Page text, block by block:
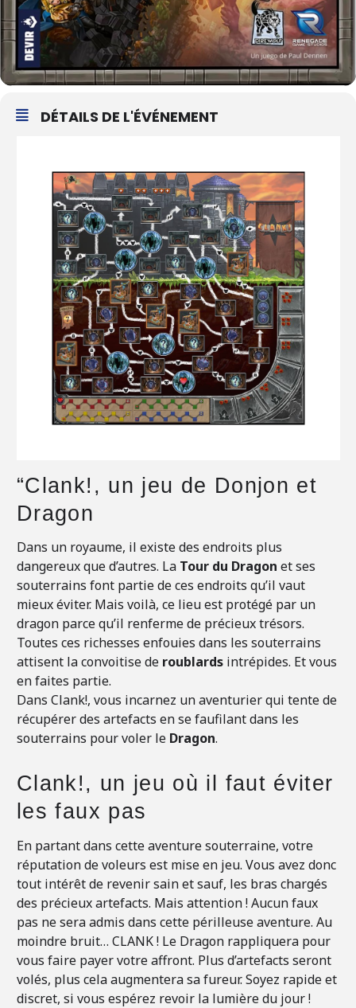
DÉTAILS DE L'ÉVÉNEMENT
“Clank!, un jeu de Donjon et
Dragon
Dans un royaume, il existe des endroits plus
dangereux que d’autres. La Tour du Dragon et ses
souterrains font partie de ces endroits qu’il vaut
mieux éviter. Mais voilà, ce lieu est protégé par un
dragon parce qu’il renferme de précieux trésors.
Toutes ces richesses enfouies dans les souterrains
attisent la convoitise de roublards intrépides. Et vous
en faites partie.
Dans Clank!, vous incarnez un aventurier qui tente de
récupérer des artefacts en se faufilant dans les
souterrains pour voler le Dragon.
Clank!, un jeu où il faut éviter
les faux pas
En partant dans cette aventure souterraine, votre
réputation de voleurs est mise en jeu. Vous avez donc
tout intérêt de revenir sain et sauf, les bras chargés
des précieux artefacts. Mais attention ! Aucun faux
pas ne sera admis dans cette périlleuse aventure. Au
moindre bruit… CLANK ! Le Dragon rappliquera pour
vous faire payer votre affront. Plus d’artefacts seront
volés, plus cela augmentera sa fureur. Soyez rapide et
discret, si vous espérez revoir la lumière du jour !